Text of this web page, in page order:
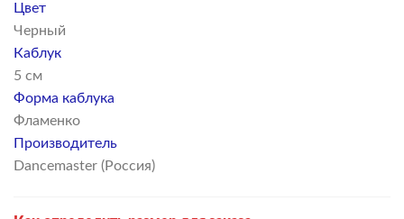
Цвет
Черный
Каблук
5 см
Форма каблука
Фламенко
Производитель
Dancemaster (Россия)